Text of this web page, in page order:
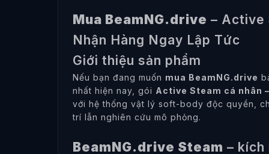
Mua BeamNG.drive – Active
Nhận Hàng Ngay Lập Tức
Giới thiệu sản phẩm
Nếu bạn đang muốn mua BeamNG.drive
nhất hiện nay, gói Active Steam cá nhân
với hệ thống vật lý soft-body độc quyền,
trí lẫn nghiên cứu mô phỏng.
BeamNG.drive Steam – kích